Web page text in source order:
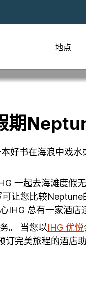
地点
期
好书在海浪中戏
一起去海滩度假
让您比较
IHG 总有一家酒店
。 当您以IHG 优悦
订完美旅程的酒店